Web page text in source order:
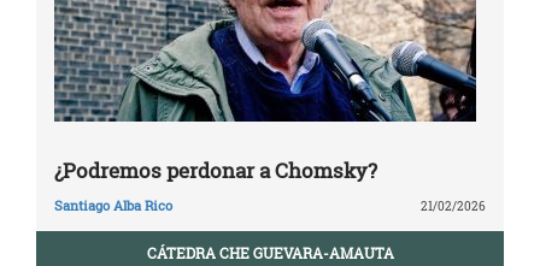
¿Podremos perdonar a Chomsky?
Santiago Alba Rico 21/02/2026
CÁTEDRA CHE GUEVARA-AMAUTA